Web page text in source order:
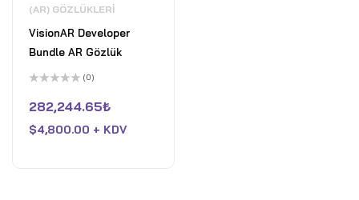
(AR) GÖZLÜKLERI
VisionAR Developer
Bundle AR Gözlük
üzerinden
0
aldı
(0)
282,244.65₺
$4,800.00 + KDV